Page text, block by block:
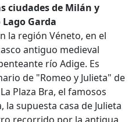
ciudades de Milán y
Garda
la región Véneto, en el
antiguo medieval
río Adige. Es
de "Romeo y Julieta" de
Plaza Bra, el famosos
la supuesta casa de Julieta